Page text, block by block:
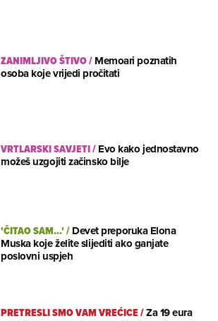
ZANIMLJIVO ŠTIVO/Memoari poznatih
osoba koje vrijedi pročitati
VRTLARSKI SAVJETI/Evo kako jednostavno
možeš uzgojiti začinsko bilje
'ČITAO SAM...'/Devet preporuka Elona
Muska koje želite slijediti ako ganjate
poslovni uspjeh
PRETRESLI SMO VAM VREĆICE/Za 19 eura